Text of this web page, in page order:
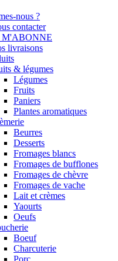
nous ?
contacter
M'ABONNE
livraisons
& légumes
Légumes
Fruits
Paniers
Plantes aromatiques
Beurres
Desserts
Fromages blancs
Fromages de bufflones
Fromages de chèvre
Fromages de vache
Lait et crèmes
Yaourts
Oeufs
Boeuf
Charcuterie
Porc